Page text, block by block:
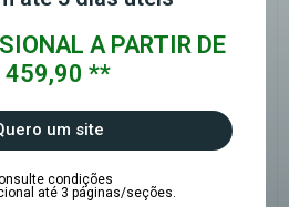
A PARTIR DE
459,90 **
um site
condições
até 3 páginas/seções.